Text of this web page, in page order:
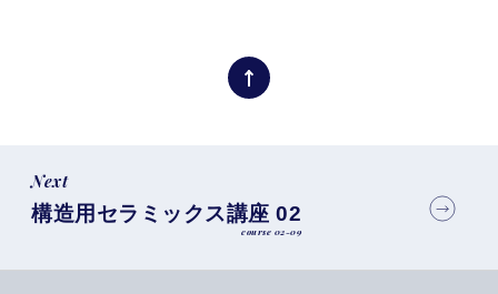
Next
構造用セラミックス講座 02
course 02-09